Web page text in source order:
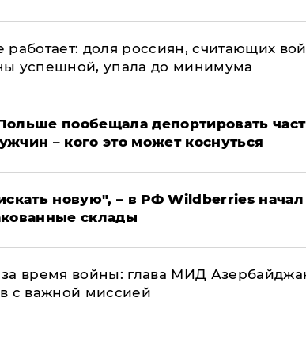
работает: доля россиян, считающих
успешной, упала до минимума
пообещала депортировать
– кого это может коснуться
новую", – в РФ Wildberries начал
склады
время войны: глава МИД
с важной миссией